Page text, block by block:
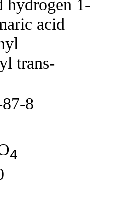
hydrogen 1-
acid
trans-
8
4